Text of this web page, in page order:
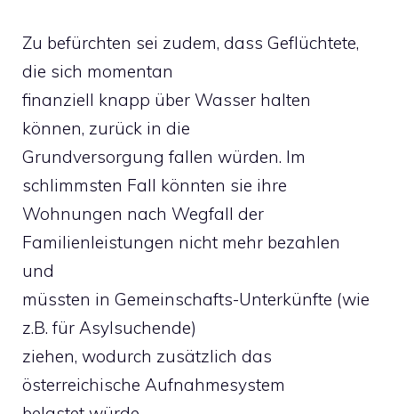
Zu befürchten sei zudem, dass Geflüchtete,
die sich momentan
finanziell knapp über Wasser halten
können, zurück in die
Grundversorgung fallen würden. Im
schlimmsten Fall könnten sie ihre
Wohnungen nach Wegfall der
Familienleistungen nicht mehr bezahlen
und
müssten in Gemeinschafts-Unterkünfte (wie
z.B. für Asylsuchende)
ziehen, wodurch zusätzlich das
österreichische Aufnahmesystem